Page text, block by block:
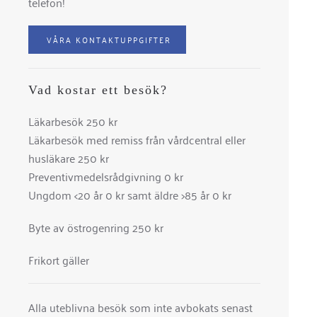
VÅRA KONTAKTUPPGIFTER
Vad kostar ett besök?
Läkarbesök 250 kr
Läkarbesök med remiss från vårdcentral eller
husläkare 250 kr
Preventivmedelsrådgivning 0 kr
Ungdom <20 år 0 kr samt äldre >85 år 0 kr
Byte av östrogenring 250 kr
Frikort gäller
Alla uteblivna besök som inte avbokats senast